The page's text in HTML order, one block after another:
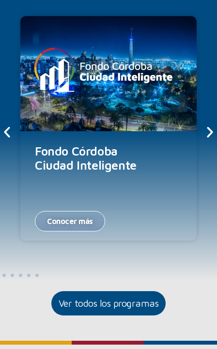
Fondo Córdoba
Ciudad Inteligente
Conocer más
Ver todos los programas